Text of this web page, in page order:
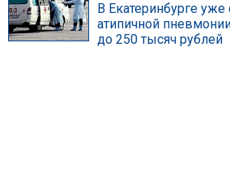
В Екатеринбурге уже
атипичной
до 250 тысяч рублей